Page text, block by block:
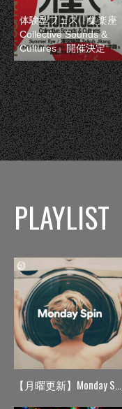
体験型フェス『集楽座
Collective Sounds &
Cultures』開催決定
PLAYLIST
【月曜更新】Monday Spin